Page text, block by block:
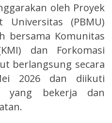
oleh Proyek
Universitas (PBMU)
bersama Komunitas
dan Forkomasi
berlangsung secara
2026 dan diikuti
yang bekerja dan